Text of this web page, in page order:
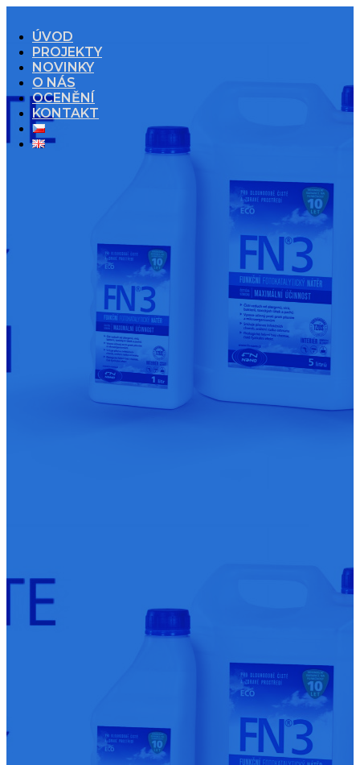
ÚVOD
PROJEKTY
NOVINKY
O NÁS
OCENĚNÍ
KONTAKT